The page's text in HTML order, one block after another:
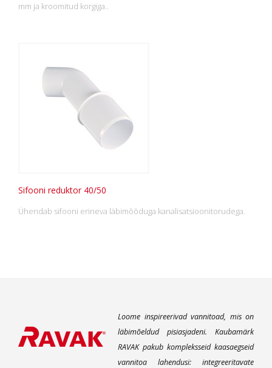
mm ja kroomitud korgiga..
Sifooni reduktor 40/50
Ühendab sifooni erineva läbimõõduga kanalisatsioonitorudega.
Loome inspireerivad vannitoad, mis on
läbimõeldud pisiasjadeni. Kaubamärk
RAVAK pakub kompleksseid kaasaegseid
vannitoa lahendusi: integreeritavate